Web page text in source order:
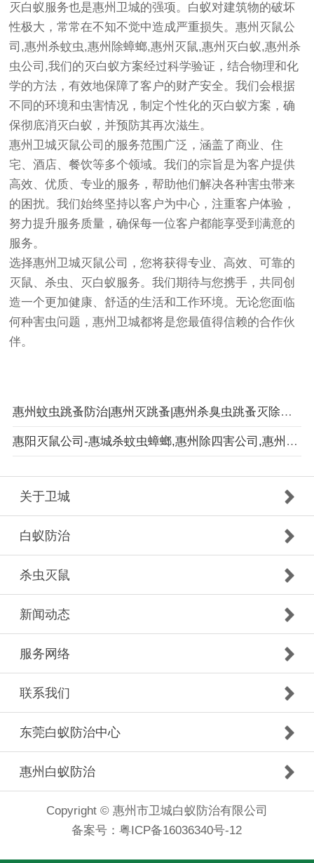
灭白蚁服务也是惠州卫城的强项。白蚁对建筑物的破坏
性极大，常常在不知不觉中造成严重损失。惠州灭鼠公
司,惠州杀蚊虫,惠州除蟑螂,惠州灭鼠,惠州灭白蚁,惠州杀
虫公司,我们的灭白蚁方案经过科学验证，结合物理和化
学的方法，有效地保障了客户的财产安全。我们会根据
不同的环境和虫害情况，制定个性化的灭白蚁方案，确
保彻底消灭白蚁，并预防其再次滋生。
惠州卫城灭鼠公司的服务范围广泛，涵盖了商业、住
宅、酒店、餐饮等多个领域。我们的宗旨是为客户提供
高效、优质、专业的服务，帮助他们解决各种害虫带来
的困扰。我们始终坚持以客户为中心，注重客户体验，
努力提升服务质量，确保每一位客户都能享受到满意的
服务。
选择惠州卫城灭鼠公司，您将获得专业、高效、可靠的
灭鼠、杀虫、灭白蚁服务。我们期待与您携手，共同创
造一个更加健康、舒适的生活和工作环境。无论您面临
何种害虫问题，惠州卫城都将是您最值得信赖的合作伙
伴。
惠州蚊虫跳蚤防治|惠州灭跳蚤|惠州杀臭虫跳蚤灭除更彻底
惠阳灭鼠公司-惠城杀蚊虫蟑螂,惠州除四害公司,惠州杀虫公司服务机构单位
关于卫城
白蚁防治
杀虫灭鼠
新闻动态
服务网络
联系我们
东莞白蚁防治中心
惠州白蚁防治
Copyright © 惠州市卫城白蚁防治有限公司
备案号：粤ICP备16036340号-12